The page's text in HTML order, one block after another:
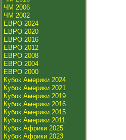
ЧМ 2006
ЧМ 2002
ЕВРО 2024
ЕВРО 2020
ЕВРО 2016
ЕВРО 2012
ЕВРО 2008
ЕВРО 2004
ЕВРО 2000
Кубок Америки 2024
Кубок Америки 2021
Кубок Америки 2019
Кубок Америки 2016
Кубок Америки 2015
Кубок Америки 2011
Кубок Африки 2025
Кубок Африки 2023